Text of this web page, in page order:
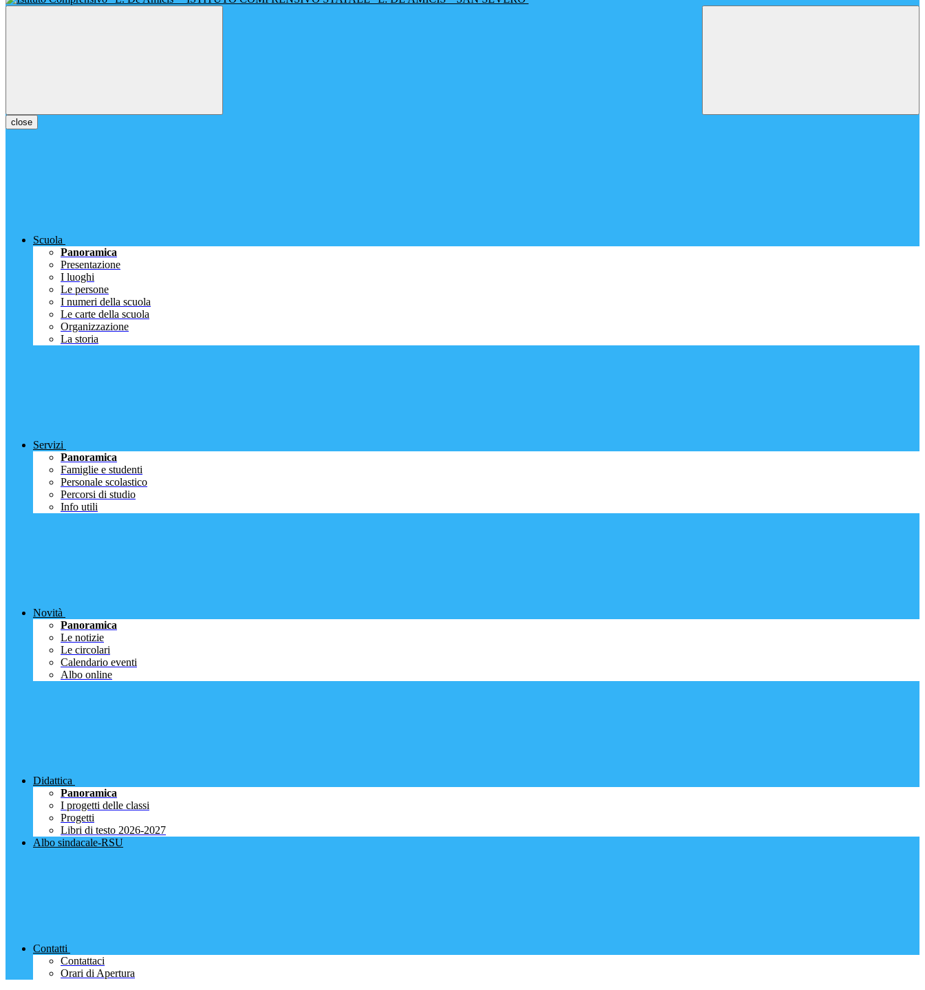
close
Scuola
Panoramica
Presentazione
I luoghi
Le persone
I numeri della scuola
Le carte della scuola
Organizzazione
La storia
Servizi
Panoramica
Famiglie e studenti
Personale scolastico
Percorsi di studio
Info utili
Novità
Panoramica
Le notizie
Le circolari
Calendario eventi
Albo online
Didattica
Panoramica
I progetti delle classi
Progetti
Libri di testo 2026-2027
Albo sindacale-RSU
Contatti
Contattaci
Orari di Apertura